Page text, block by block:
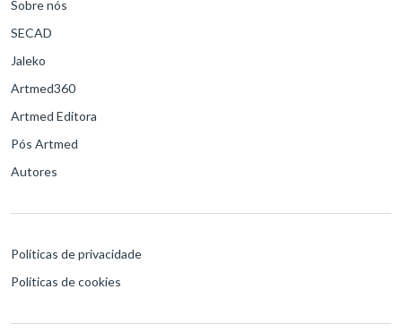
Sobre nós
SECAD
Jaleko
Artmed360
Artmed Editora
Pós Artmed
Autores
Políticas de privacidade
Políticas de cookies